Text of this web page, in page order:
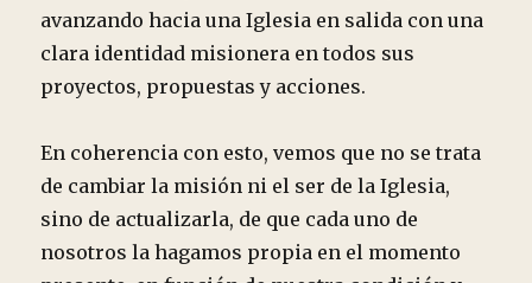
avanzando hacia una Iglesia en salida con una
clara identidad misionera en todos sus
proyectos, propuestas y acciones.
En coherencia con esto, vemos que no se trata
de cambiar la misión ni el ser de la Iglesia,
sino de actualizarla, de que cada uno de
nosotros la hagamos propia en el momento